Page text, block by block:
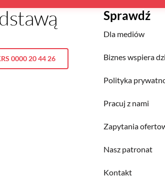
0000 20 44 26
Sprawdź
Dla mediów
Biznes wspiera
Polityka
Pracuj z nami
Zapytania
Nasz patronat
Kontakt